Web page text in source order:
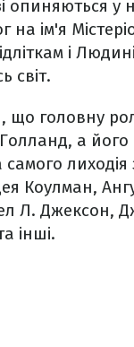
опиняються у
на ім'я
і
світ.
що головну
а його
лиходія
Коулман,
Л. Джексон,
інші.